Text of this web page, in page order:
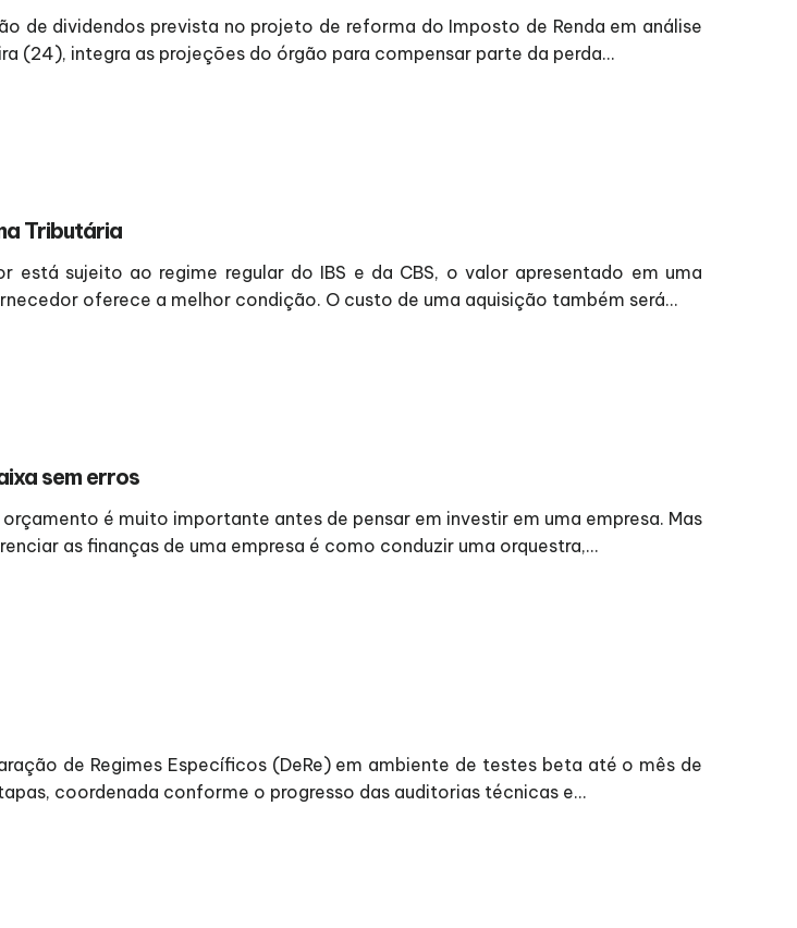
de dividendos prevista no projeto de reforma do Imposto de Renda em análise
(24), integra as projeções do órgão para compensar parte da perda...
Tributária
está sujeito ao regime regular do IBS e da CBS, o valor apresentado em uma
oferece a melhor condição. O custo de uma aquisição também será...
sem erros
é muito importante antes de pensar em investir em uma empresa. Mas
as finanças de uma empresa é como conduzir uma orquestra,...
de Regimes Específicos (DeRe) em ambiente de testes beta até o mês de
coordenada conforme o progresso das auditorias técnicas e...